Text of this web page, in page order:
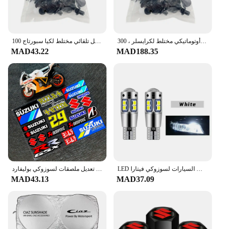
100 قطعة مشبك قفل تلقائي مختلط لكيا سبورتاج R ستنغر Ceed CD سورينتو سيراتو فورت 2017 2018 2019
MAD43.22
مشبك تثبيت أوتوماتيكي مختلط لكرايسلر ، 300C Voyager ، PT Cruiser ، Grand Voyager ، seifica ، Pacifica البلد ، اجلب
MAD188.35
MAD43.13 MAD37.09